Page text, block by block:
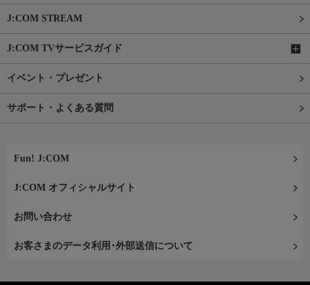
J:COM STREAM
J:COM TVサービスガイド
イベント・プレゼント
サポート・よくある質問
Fun! J:COM
J:COM オフィシャルサイト
お問い合わせ
お客さまのデータ利用･外部送信について